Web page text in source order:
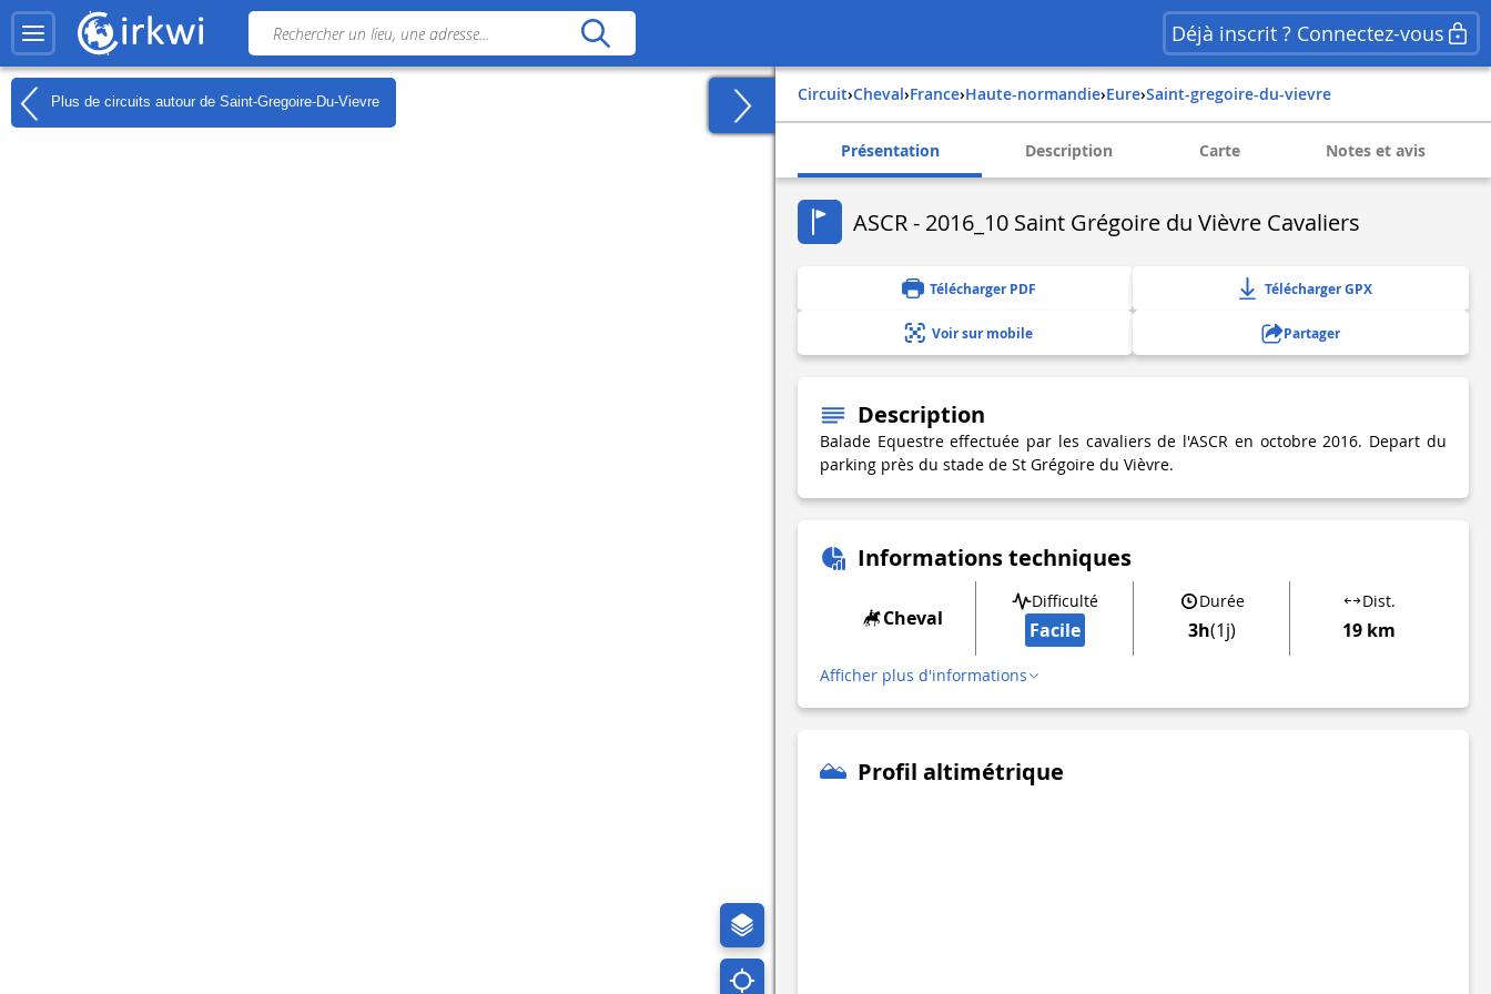
Déjà inscrit ? Connectez-vous
Plus de circuits autour de Saint-Gregoire-Du-Vievre Circuit› Cheval› france› haute-normandie› eure› saint-gregoire-du-vievre
Présentation Description Carte Notes et avis
ASCR - 2016_10 Saint Grégoire du Vièvre Cavaliers
Télécharger PDF Télécharger GPX
Voir sur mobile Partager
Description
Balade Equestre effectuée par les cavaliers de l'ASCR en octobre 2016. Depart du
parking près du stade de St Grégoire du Vièvre.
Informations techniques
Cheval
Difficulté
Facile
Durée
3h(1j)
Dist.
19 km
Afficher plus d'informations
Profil altimétrique